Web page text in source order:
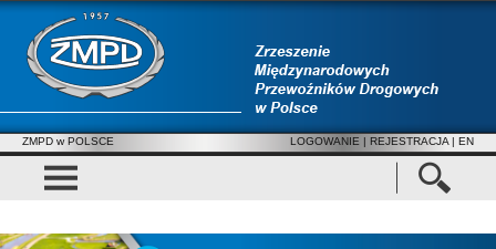
ZMPD w POLSCE LOGOWANIE | REJESTRACJA | EN